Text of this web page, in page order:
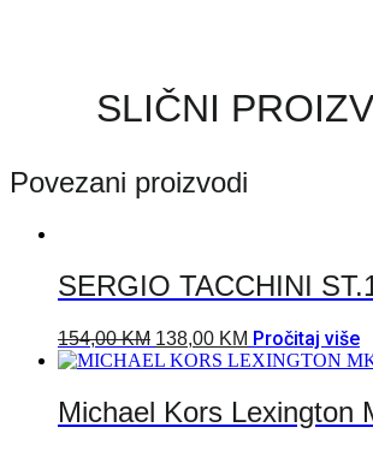
SLIČNI
Povezani proizvodi
SERGIO TACCHINI
154,00KM 138,00 KM Pročitaj više
Michael Kors Lexington